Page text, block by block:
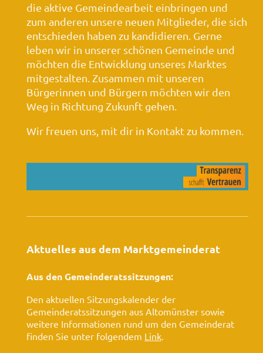
die aktive Gemeindearbeit einbringen und
zum anderen unsere neuen Mitglieder, die sich
entschieden haben zu kandidieren. Gerne
leben wir in unserer schönen Gemeinde und
möchten die Entwicklung unseres Marktes
mitgestalten. Zusammen mit unseren
Bürgerinnen und Bürgern möchten wir den
Weg in Richtung Zukunft gehen.
Wir freuen uns, mit dir in Kontakt zu kommen.
Aktuelles aus dem Marktgemeinderat
Aus den Gemeinderatssitzungen:
Den aktuellen Sitzungskalender der
Gemeinderatssitzungen aus Altomünster sowie
weitere Informationen rund um den Gemeinderat
finden Sie unter folgendem Link.